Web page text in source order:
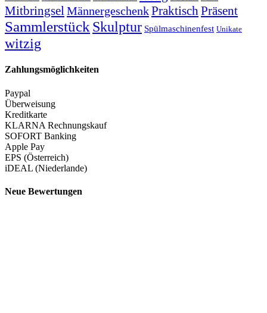
MitbringselMännergeschenkPraktischPräsent
Sammlerstück Skulptur Spülmaschinenfest Unikate
witzig
Zahlungsmöglichkeiten
Paypal
Überweisung
Kreditkarte
KLARNA Rechnungskauf
SOFORT Banking
Apple Pay
EPS (Österreich)
iDEAL (Niederlande)
Neue Bewertungen